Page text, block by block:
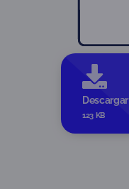
Descargar
123 KB